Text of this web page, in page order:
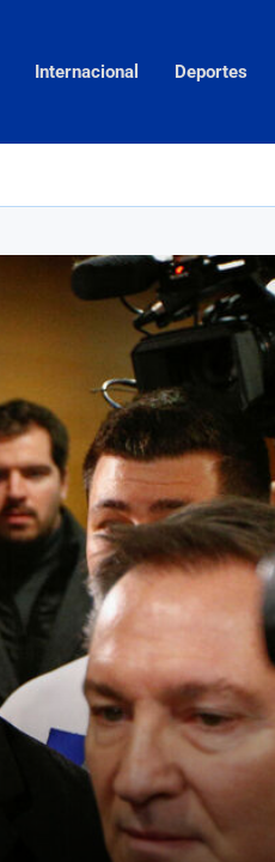
Internacional Deportes